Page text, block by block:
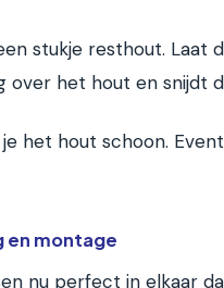
stukje resthout. Laat
over het hout en snijdt
het hout schoon.
en montage
nu perfect in elkaar